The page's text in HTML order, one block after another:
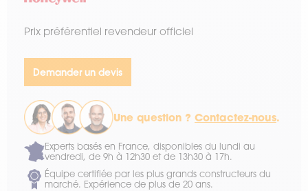
Prix préférentiel revendeur officiel
Demander un devis
Une question ? Contactez-nous.
Experts basés en France, disponibles du lundi au
vendredi, de 9h à 12h30 et de 13h30 à 17h.
Équipe certifiée par les plus grands constructeurs du
marché. Expérience de plus de 20 ans.